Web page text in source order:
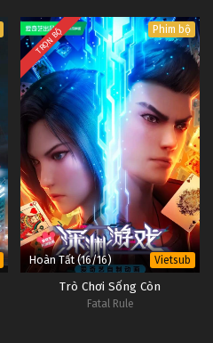
TRỌN BỘ Phim bộ
Hoàn Tất (16/16) Vietsub
Trò Chơi Sống Còn
Fatal Rule